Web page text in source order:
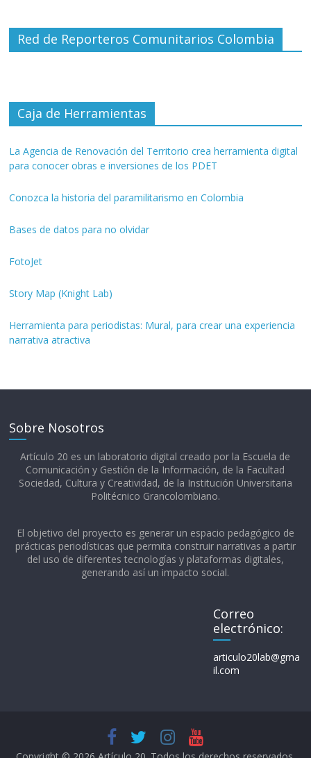
Red de Reporteros Comunitarios Colombia
Caja de Herramientas
La Agencia de Renovación del Territorio crea herramienta digital
para conocer obras e inversiones de los PDET
Conozca la historia del paramilitarismo en Colombia
Bases de datos para no olvidar
FotoJet
Story Map (Knight Lab)
Herramienta para periodistas: Mural, para crear una experiencia
narrativa atractiva
Sobre Nosotros
Artículo 20 es un laboratorio digital creado por la Escuela de
Comunicación y Gestión de la Información, de la Facultad
Sociedad, Cultura y Creatividad, de la Institución Universitaria
Politécnico Grancolombiano.​
El objetivo del proyecto es generar un espacio pedagógico de
prácticas periodísticas que permita construir narrativas a partir
del uso de diferentes tecnologías y plataformas digitales,
generando así un impacto social.
Correo
electrónico:
articulo20lab@gma
il.com